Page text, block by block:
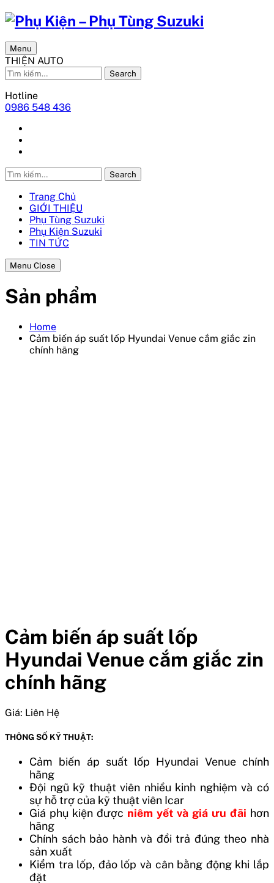
Menu
THIỆN AUTO
Search
Hotline
0986 548 436
Search
Trang Chủ
GIỚI THIỆU
Phụ Tùng Suzuki
Phụ Kiện Suzuki
TIN TỨC
Menu Close
Sản phẩm
Home
Cảm biến áp suất lốp Hyundai Venue cắm giắc zin
chính hãng
Cảm biến áp suất lốp
Hyundai Venue cắm giắc zin
chính hãng
Giá: Liên Hệ
THÔNG SỐ KỸ THUẬT:
Cảm biến áp suất lốp Hyundai Venuechính
hãng
Đội ngũ kỹ thuật viên nhiều kinh nghiệm và có
sự hỗ trợ của kỹ thuật viên Icar
Giá phụ kiện được niêm yết và giá ưu đãi hơn
hãng
Chính sách bảo hành và đổi trả đúng theo nhà
sản xuất
Kiểm tra lốp, đảo lốp và cân bằng động khi lắp
đặt